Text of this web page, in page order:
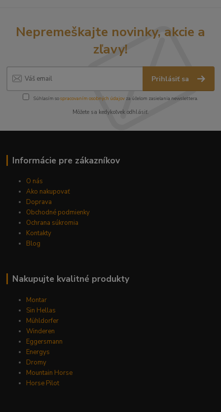
Nepremeškajte novinky, akcie a
zľavy!
Prihlásiť sa
Súhlasím sospracovaním osobných údajov za účelom zasielania newslettera.
Môžete sa kedykoľvek odhlásiť.
Informácie pre zákazníkov
O nás
Ako nakupovať
Doprava
Obchodné podmienky
Ochrana súkromia
Kontakty
Blog
Nakupujte kvalitné produkty
Montar
Sin Hellas
Mühldorfer
Winderen
Eggersmann
Energys
Dromy
Mountain Horse
Horse Pilot